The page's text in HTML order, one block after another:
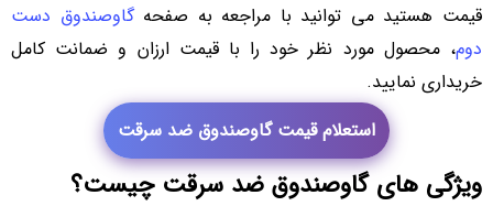
قیمت هستید می توانید با مراجعه به صفحهگاوصندوق دست
دوم، محصول مورد نظر خود را با قیمت ارزان و ضمانت کامل
خریداری نمایید.
استعلام قیمت گاوصندوق ضد سرقت
ویژگی های گاوصندوق ضد سرقت چیست؟